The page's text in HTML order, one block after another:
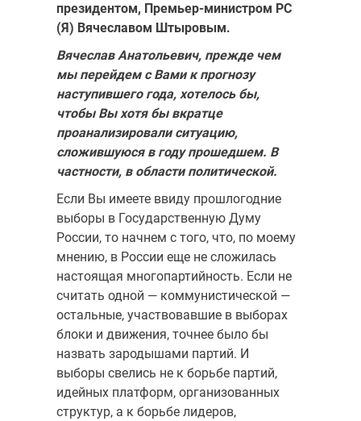
президентом, Премьер-министром РС
(Я) Вячеславом Штыровым.
Вячеслав Анатольевич, прежде чем
мы перейдем с Вами к прогнозу
наступившего года, хотелось бы,
чтобы Вы хотя бы вкратце
проанализировали ситуацию,
сложившуюся в году прошедшем. В
частности, в области политической.
Если Вы имеете ввиду прошлогодние
выборы в Государственную Думу
России, то начнем с того, что, по моему
мнению, в России еще не сложилась
настоящая многопартийность. Если не
считать одной — коммунистической —
остальные, участвовавшие в выборах
блоки и движения, точнее было бы
назвать зародышами партий. И
выборы свелись не к борьбе партий,
идейных платформ, организованных
структур, а к борьбе лидеров,